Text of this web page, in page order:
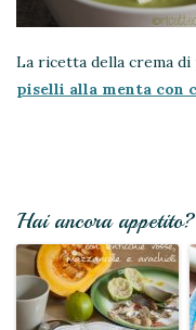
La ricetta della crema
piselli alla menta con
Hai ancora appetito?